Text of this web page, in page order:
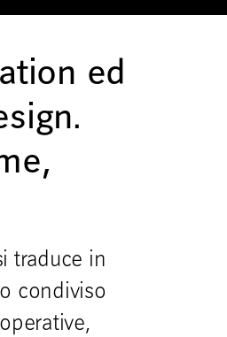
ed
traduce in
condiviso